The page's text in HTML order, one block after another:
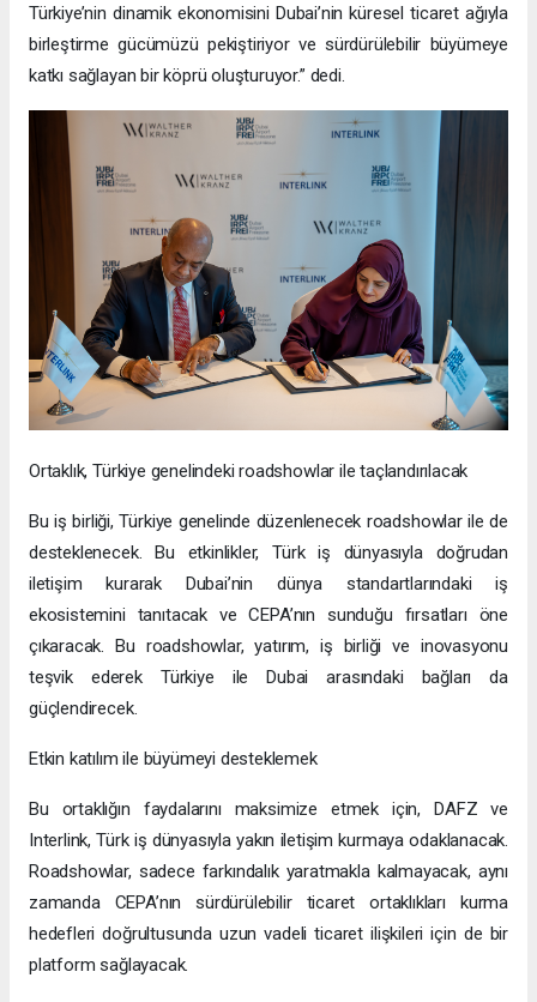
Türkiye’nin dinamik ekonomisini Dubai’nin küresel ticaret ağıyla
birleştirme gücümüzü pekiştiriyor ve sürdürülebilir büyümeye
katkı sağlayan bir köprü oluşturuyor.” dedi.
Ortaklık, Türkiye genelindeki roadshowlar ile taçlandırılacak
Bu iş birliği, Türkiye genelinde düzenlenecek roadshowlar ile de
desteklenecek. Bu etkinlikler, Türk iş dünyasıyla doğrudan
iletişim kurarak Dubai’nin dünya standartlarındaki iş
ekosistemini tanıtacak ve CEPA’nın sunduğu fırsatları öne
çıkaracak. Bu roadshowlar, yatırım, iş birliği ve inovasyonu
teşvik ederek Türkiye ile Dubai arasındaki bağları da
güçlendirecek.
Etkin katılım ile büyümeyi desteklemek
Bu ortaklığın faydalarını maksimize etmek için, DAFZ ve
Interlink, Türk iş dünyasıyla yakın iletişim kurmaya odaklanacak.
Roadshowlar, sadece farkındalık yaratmakla kalmayacak, aynı
zamanda CEPA’nın sürdürülebilir ticaret ortaklıkları kurma
hedefleri doğrultusunda uzun vadeli ticaret ilişkileri için de bir
platform sağlayacak.